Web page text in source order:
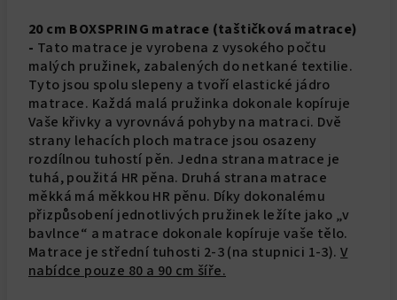
20 cm BOXSPRING matrace (taštičková matrace)
- Tato matrace je vyrobena z vysokého počtu
malých pružinek, zabalených do netkané textilie.
Tyto jsou spolu slepeny a tvoří elastické jádro
matrace. Každá malá pružinka dokonale kopíruje
Vaše křivky a vyrovnává pohyby na matraci. Dvě
strany lehacích ploch matrace jsou osazeny
rozdílnou tuhostí pěn. Jedna strana matrace je
tuhá, použitá HR pěna. Druhá strana matrace
měkká má měkkou HR pěnu. Díky dokonalému
přizpůsobení jednotlivých pružinek ležíte jako „v
bavlnce“ a matrace dokonale kopíruje vaše tělo.
Matrace je střední tuhosti 2-3 (na stupnici 1-3). V
nabídce pouze 80 a 90 cm šíře.